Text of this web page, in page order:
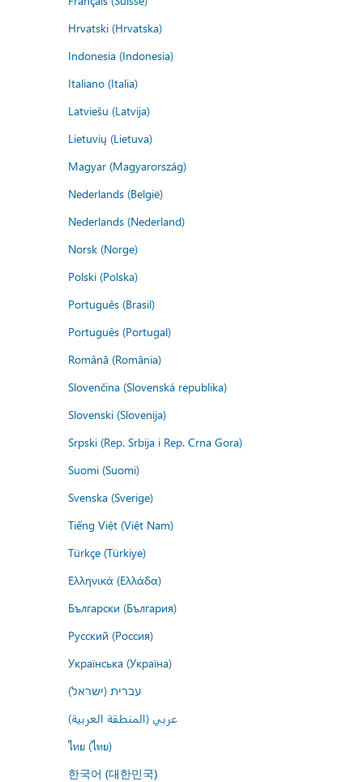
Hrvatski (Hrvatska)
Indonesia (Indonesia)
Italiano (Italia)
Latviešu (Latvija)
Lietuvių (Lietuva)
Magyar (Magyarország)
Nederlands (België)
Nederlands (Nederland)
Norsk (Norge)
Polski (Polska)
Português (Brasil)
Português (Portugal)
Română (România)
Slovenčina (Slovenská republika)
Slovenski (Slovenija)
Srpski (Rep. Srbija i Rep. Crna Gora)
Suomi (Suomi)
Svenska (Sverige)
Tiếng Việt (Việt Nam)
Türkçe (Türkiye)
Ελληνικά (Ελλάδα)
Български (България)
Русский (Россия)
Українська (Україна)
עברית (ישראל)
عربي (المنطقة العربية)
ไทย (ไทย)
한국어 (대한민국)